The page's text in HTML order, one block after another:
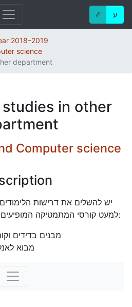
ℰ ע
2018–2019
science
department
in other
Computer science
יש להשלים את דרישות
למעט קורסי המתמטיקה המופיעים שם, ולמעט הקורסים הבאים:
מבנים בדידים
מבוא